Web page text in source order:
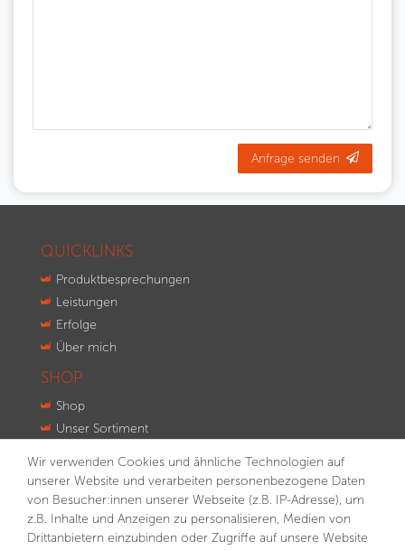
Anfrage senden
QUICKLINKS
Produktbesprechungen
Leistungen
Erfolge
Über mich
SHOP
Shop
Unser Sortiment
Kontakt
NEWSLETTER
VORNAME NACHNAME
Wir verwenden Cookies und ähnliche Technologien auf
unserer Website und verarbeiten personenbezogene Daten
von Besucher:innen unserer Webseite (z.B. IP-Adresse), um
z.B. Inhalte und Anzeigen zu personalisieren, Medien von
Drittanbietern einzubinden oder Zugriffe auf unsere Website